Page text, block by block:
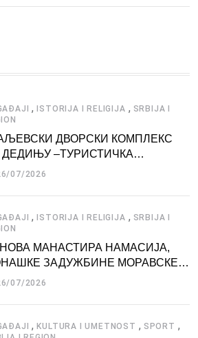
, ISTORIJA I RELIGIJA , SRBIJA I
ДВОРСКИ КОМПЛЕКС
ДЕДИЊУ –ТУРИСТИЧКА
07/2026
, ISTORIJA I RELIGIJA , SRBIJA I
МАНАСТИРА НАМАСИЈА,
ЗАДУЖБИНЕ МОРАВСКЕ
07/2026
,KULTURA I UMETNOST , SPORT ,